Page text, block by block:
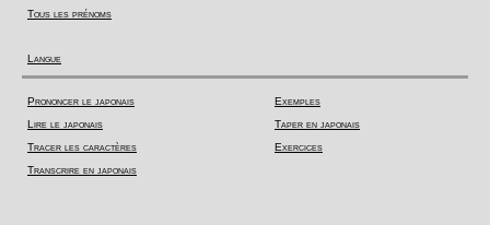
Tous les prénoms
Langue
Prononcer le japonais
Lire le japonais
Tracer les caractères
Transcrire en japonais
Exemples
Taper en japonais
Exercices